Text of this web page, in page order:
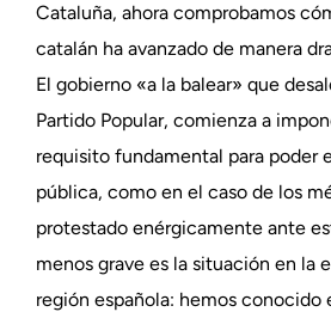
Cataluña, ahora comprobamos
catalán ha avanzado de manera
El gobierno «a la balear» que
Partido Popular, comienza a
requisito fundamental para poder
pública, como en el caso de los
protestado enérgicamente ante
menos grave es la situación en la
región española: hemos conocido